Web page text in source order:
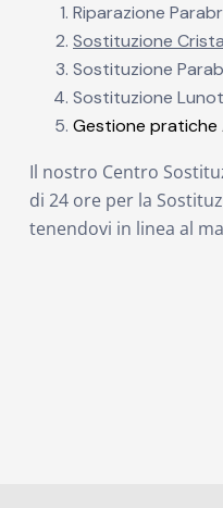
Riparazione
Sostituzione
Sostituzione
Sostituzione
Gestione pratiche
Il nostro Centro
di 24 ore per la
tenendovi in linea al